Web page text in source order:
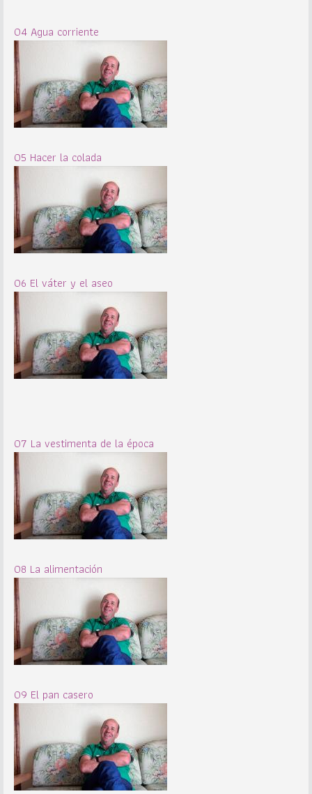
04 Agua corriente
05 Hacer la colada
06 El váter y el aseo
07 La vestimenta de la época
08 La alimentación
09 El pan casero